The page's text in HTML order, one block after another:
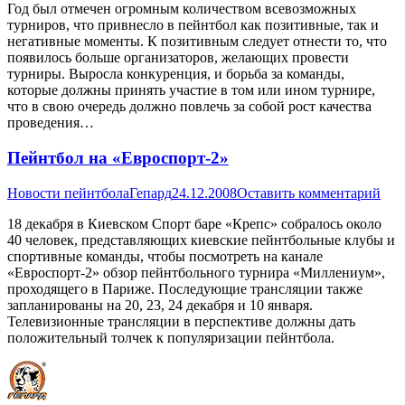
Год был отмечен огромным количеством всевозможных
турниров, что привнесло в пейнтбол как позитивные, так и
негативные моменты. К позитивным следует отнести то, что
появилось больше организаторов, желающих провести
турниры. Выросла конкуренция, и борьба за команды,
которые должны принять участие в том или ином турнире,
что в свою очередь должно повлечь за собой рост качества
проведения…
Пейнтбол на «Евроспорт-2»
Новости пейнтболаГепард24.12.2008Оставить комментарий
18 декабря в Киевском Спорт баре «Крепс» собралось около
40 человек, представляющих киевские пейнтбольные клубы и
спортивные команды, чтобы посмотреть на канале
«Евроспорт-2» обзор пейнтбольного турнира «Миллениум»,
проходящего в Париже. Последующие трансляции также
запланированы на 20, 23, 24 декабря и 10 января.
Телевизионные трансляции в перспективе должны дать
положительный толчек к популяризации пейнтбола.